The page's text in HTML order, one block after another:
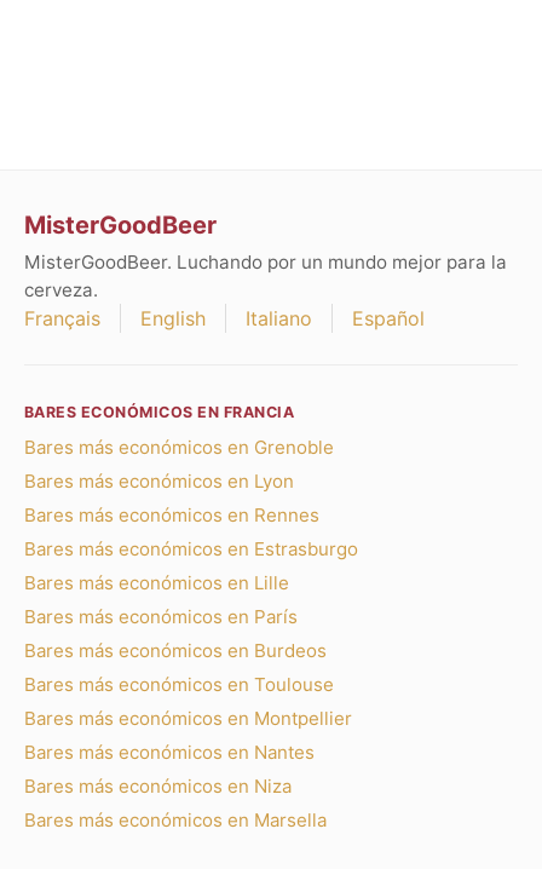
MisterGoodBeer
MisterGoodBeer. Luchando por un mundo mejor para la
cerveza.
Français English Italiano Español
BARES ECONÓMICOS EN FRANCIA
Bares más económicos en Grenoble
Bares más económicos en Lyon
Bares más económicos en Rennes
Bares más económicos en Estrasburgo
Bares más económicos en Lille
Bares más económicos en París
Bares más económicos en Burdeos
Bares más económicos en Toulouse
Bares más económicos en Montpellier
Bares más económicos en Nantes
Bares más económicos en Niza
Bares más económicos en Marsella